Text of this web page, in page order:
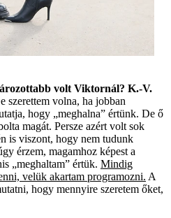
volt Viktornál? K.-V.
szerettem volna, ha jobban
hogy „meghalna” értünk. De ő
magát. Persze azért volt sok
is viszont, hogy nem tudunk
érzem, magamhoz képest a
„meghaltam” értük. Mindig
velük akartam programozni. A
hogy mennyire szeretem őket,